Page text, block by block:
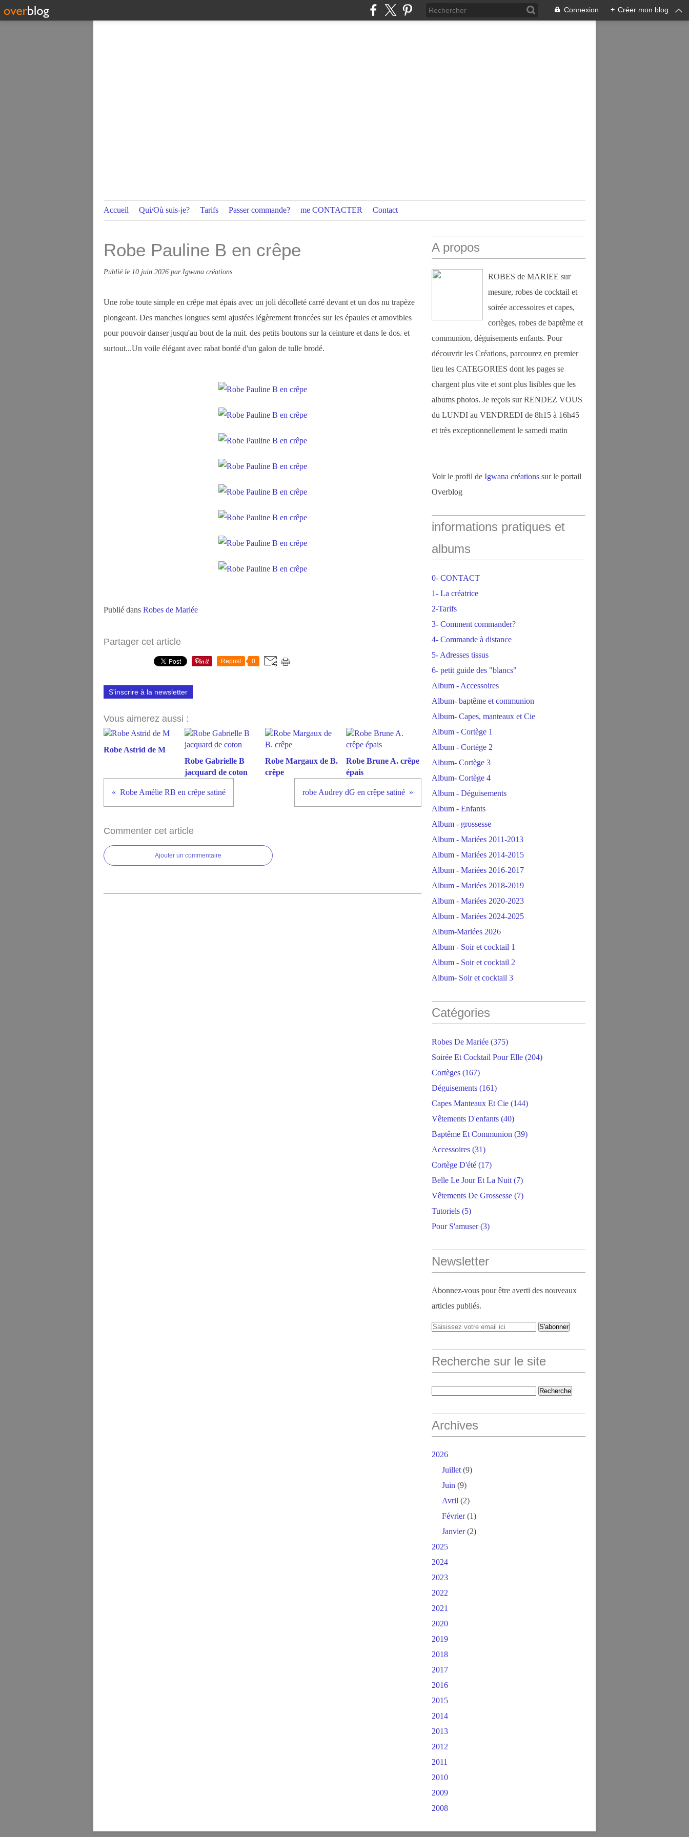
Connexion + Créer mon blog
Accueil Qui/Où suis-je? Tarifs Passer commande? me CONTACTER Contact
Robe Pauline B en crêpe
Publié le 10 juin 2026 par Igwana créations
Une robe toute simple en crêpe mat épais avec un joli décolleté carré devant et un dos nu trapèze
plongeant. Des manches longues semi ajustées légèrement froncées sur les épaules et amovibles
pour pouvoir danser jusqu'au bout de la nuit. des petits boutons sur la ceinture et dans le dos. et
surtout...Un voile élégant avec rabat bordé d'un galon de tulle brodé.
Publié dans Robes de Mariée
Partager cet article
Repost 0
S'inscrire à la newsletter
Vous aimerez aussi :
Robe Astrid de M
Robe Gabrielle B
jacquard de coton
Robe Margaux de B.
crêpe
Robe Brune A. crêpe
épais
Robe Amélie RB en crêpe satiné robe Audrey dG en crêpe satiné
Commenter cet article
Ajouter un commentaire
A propos
ROBES de MARIEE sur
mesure, robes de cocktail et
soirée accessoires et capes,
cortèges, robes de baptême et
communion, déguisements enfants. Pour
découvrir les Créations, parcourez en premier
lieu les CATEGORIES dont les pages se
chargent plus vite et sont plus lisibles que les
albums photos. Je reçois sur RENDEZ VOUS
du LUNDI au VENDREDI de 8h15 à 16h45
et très exceptionnellement le samedi matin
Voir le profil de Igwana créations sur le portail
Overblog
informations pratiques et
albums
0- CONTACT
1- La créatrice
2-Tarifs
3- Comment commander?
4- Commande à distance
5- Adresses tissus
6- petit guide des "blancs"
Album - Accessoires
Album- baptême et communion
Album- Capes, manteaux et Cie
Album - Cortège 1
Album - Cortège 2
Album- Cortège 3
Album- Cortège 4
Album - Déguisements
Album - Enfants
Album - grossesse
Album - Mariées 2011-2013
Album - Mariées 2014-2015
Album - Mariées 2016-2017
Album - Mariées 2018-2019
Album - Mariées 2020-2023
Album - Mariées 2024-2025
Album-Mariées 2026
Album - Soir et cocktail 1
Album - Soir et cocktail 2
Album- Soir et cocktail 3
Catégories
Robes De Mariée (375)
Soirée Et Cocktail Pour Elle (204)
Cortèges (167)
Déguisements (161)
Capes Manteaux Et Cie (144)
Vêtements D'enfants (40)
Baptême Et Communion (39)
Accessoires (31)
Cortège D'été (17)
Belle Le Jour Et La Nuit (7)
Vêtements De Grossesse (7)
Tutoriels (5)
Pour S'amuser(3)
Newsletter
Abonnez-vous pour être averti des nouveaux
articles publiés.
Recherche sur le site
Archives
2026
Juillet (9)
Juin (9)
Avril (2)
Février(1)
Janvier(2)
2025
2024
2023
2022
2021
2020
2019
2018
2017
2016
2015
2014
2013
2012
2011
2010
2009
2008